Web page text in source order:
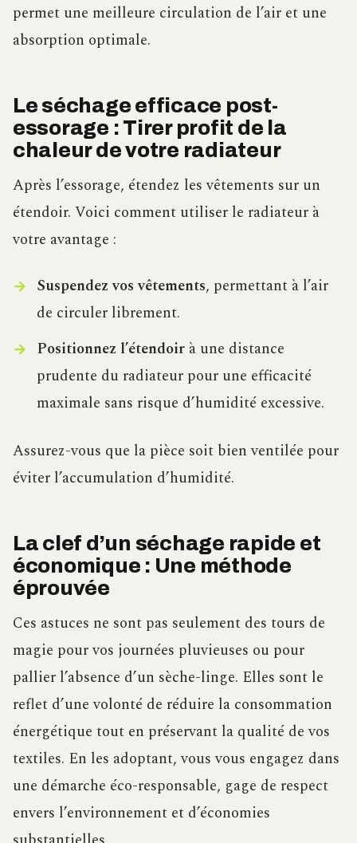
permet une meilleure circulation de l’air et une
absorption optimale.
Le séchage efficace post-
essorage : Tirer profit de la
chaleur de votre radiateur
Après l’essorage, étendez les vêtements sur un
étendoir. Voici comment utiliser le radiateur à
votre avantage :
Suspendez vos vêtements, permettant à l’air
de circuler librement.
Positionnez l’étendoirà une distance
prudente du radiateur pour une efficacité
maximale sans risque d’humidité excessive.
Assurez-vous que la pièce soit bien ventilée pour
éviter l’accumulation d’humidité.
La clef d’un séchage rapide et
économique : Une méthode
éprouvée
Ces astuces ne sont pas seulement des tours de
magie pour vos journées pluvieuses ou pour
pallier l’absence d’un sèche-linge. Elles sont le
reflet d’une volonté de réduire la consommation
énergétique tout en préservant la qualité de vos
textiles. En les adoptant, vous vous engagez dans
une démarche éco-responsable, gage de respect
envers l’environnement et d’économies